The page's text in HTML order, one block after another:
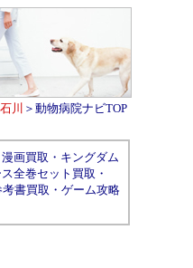
石川 ＞ 動物病院ナビTOP
漫画買取 ・ キングダム
全巻セット買取 ・
考書買取 ・ ゲーム攻略